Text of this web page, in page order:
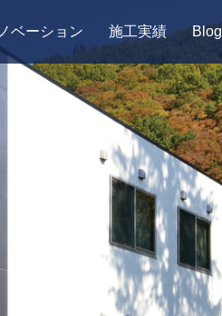
ベーション 施工実績 Blog